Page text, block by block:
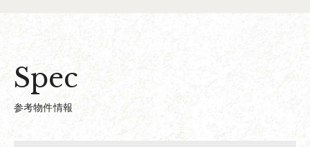
Spec
参考物件情報